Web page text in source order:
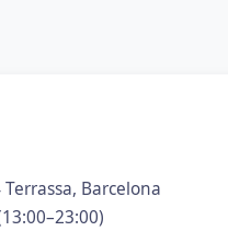
Barcelona